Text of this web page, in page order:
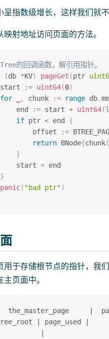
呈指数级增长，这样我们就
射地址访问页面的方法。
的回调函数，解引用指针。
(db *KV) pageGet (ptr
:= uint64(0)
for
, chunk := range db.
end
:= start + uint64(
if ptr < end {
offset
:=
return BNode{chunk[
}
start
= end
}
panic( "bad ptr")
用于存储根节点的指针，我
页面中。
the_master_page     |
|